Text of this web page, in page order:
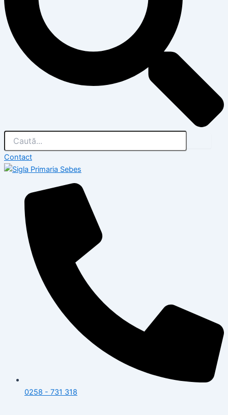
Contact
0258 - 731 318